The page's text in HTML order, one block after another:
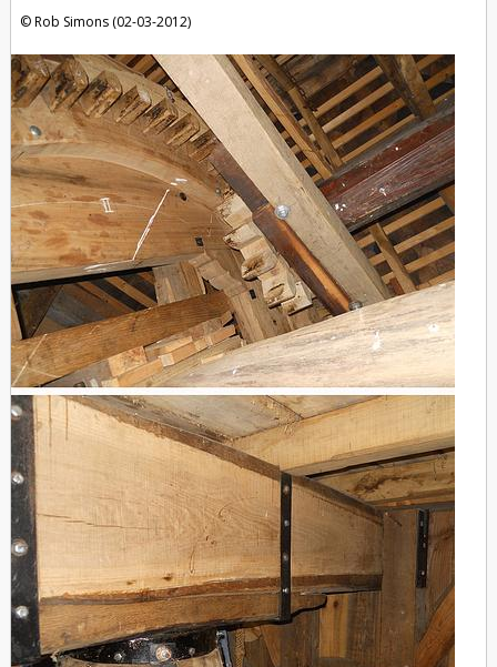
Rob Simons (02-03-2012)